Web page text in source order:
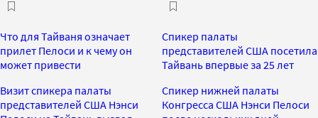
Что для Тайваня означает
прилет Пелоси и к чему он
может привести
Визит спикера палаты
представителей США Нэнси
Спикер палаты
представителей США посетила
Тайвань впервые за 25 лет
Спикер нижней палаты
Конгресса США Нэнси Пелоси